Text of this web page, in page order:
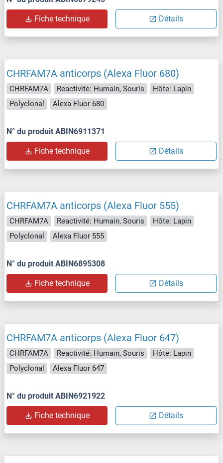
Fiche technique Détails
CHRFAM7A anticorps (Alexa Fluor 680)
CHRFAM7A Reactivité: Humain, Souris
Hôte: Lapin
Polyclonal
Alexa Fluor 680
N° du produit ABIN6911371
Fiche technique Détails
CHRFAM7A anticorps (Alexa Fluor 555)
CHRFAM7A Reactivité: Humain, Souris
Hôte: Lapin
Polyclonal
Alexa Fluor 555
N° du produit ABIN6895308
Fiche technique Détails
CHRFAM7A anticorps (Alexa Fluor 647)
CHRFAM7A Reactivité: Humain, Souris
Hôte: Lapin
Polyclonal
Alexa Fluor 647
N° du produit ABIN6921922
Fiche technique Détails